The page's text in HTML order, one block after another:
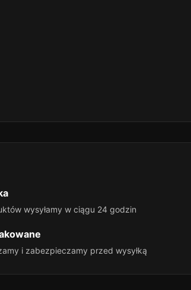
wysyłamy w ciągu 24 godzin
i zabezpieczamy przed wysyłką